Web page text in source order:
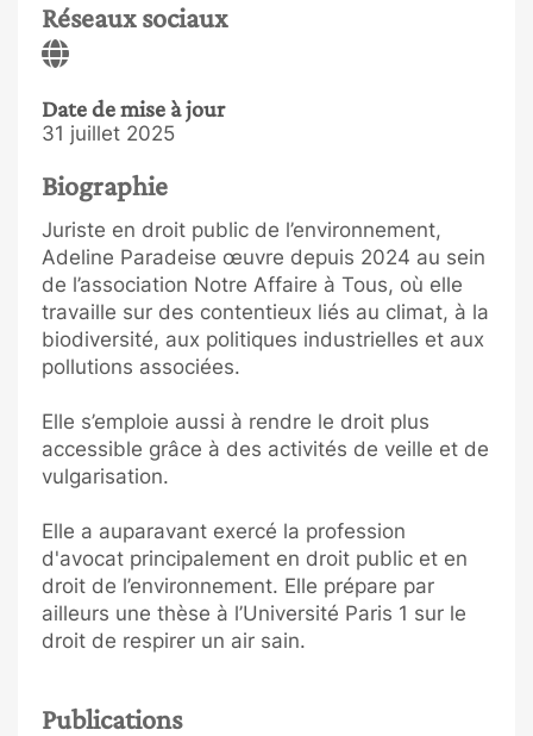
Réseaux sociaux
Date de mise à jour
31 juillet 2025
Biographie
Juriste en droit public de l’environnement,
Adeline Paradeise œuvre depuis 2024 au sein
de l’association Notre Affaire à Tous, où elle
travaille sur des contentieux liés au climat, à la
biodiversité, aux politiques industrielles et aux
pollutions associées.
Elle s’emploie aussi à rendre le droit plus
accessible grâce à des activités de veille et de
vulgarisation.
Elle a auparavant exercé la profession
d'avocat principalement en droit public et en
droit de l’environnement. Elle prépare par
ailleurs une thèse à l’Université Paris 1 sur le
droit de respirer un air sain.
Publications